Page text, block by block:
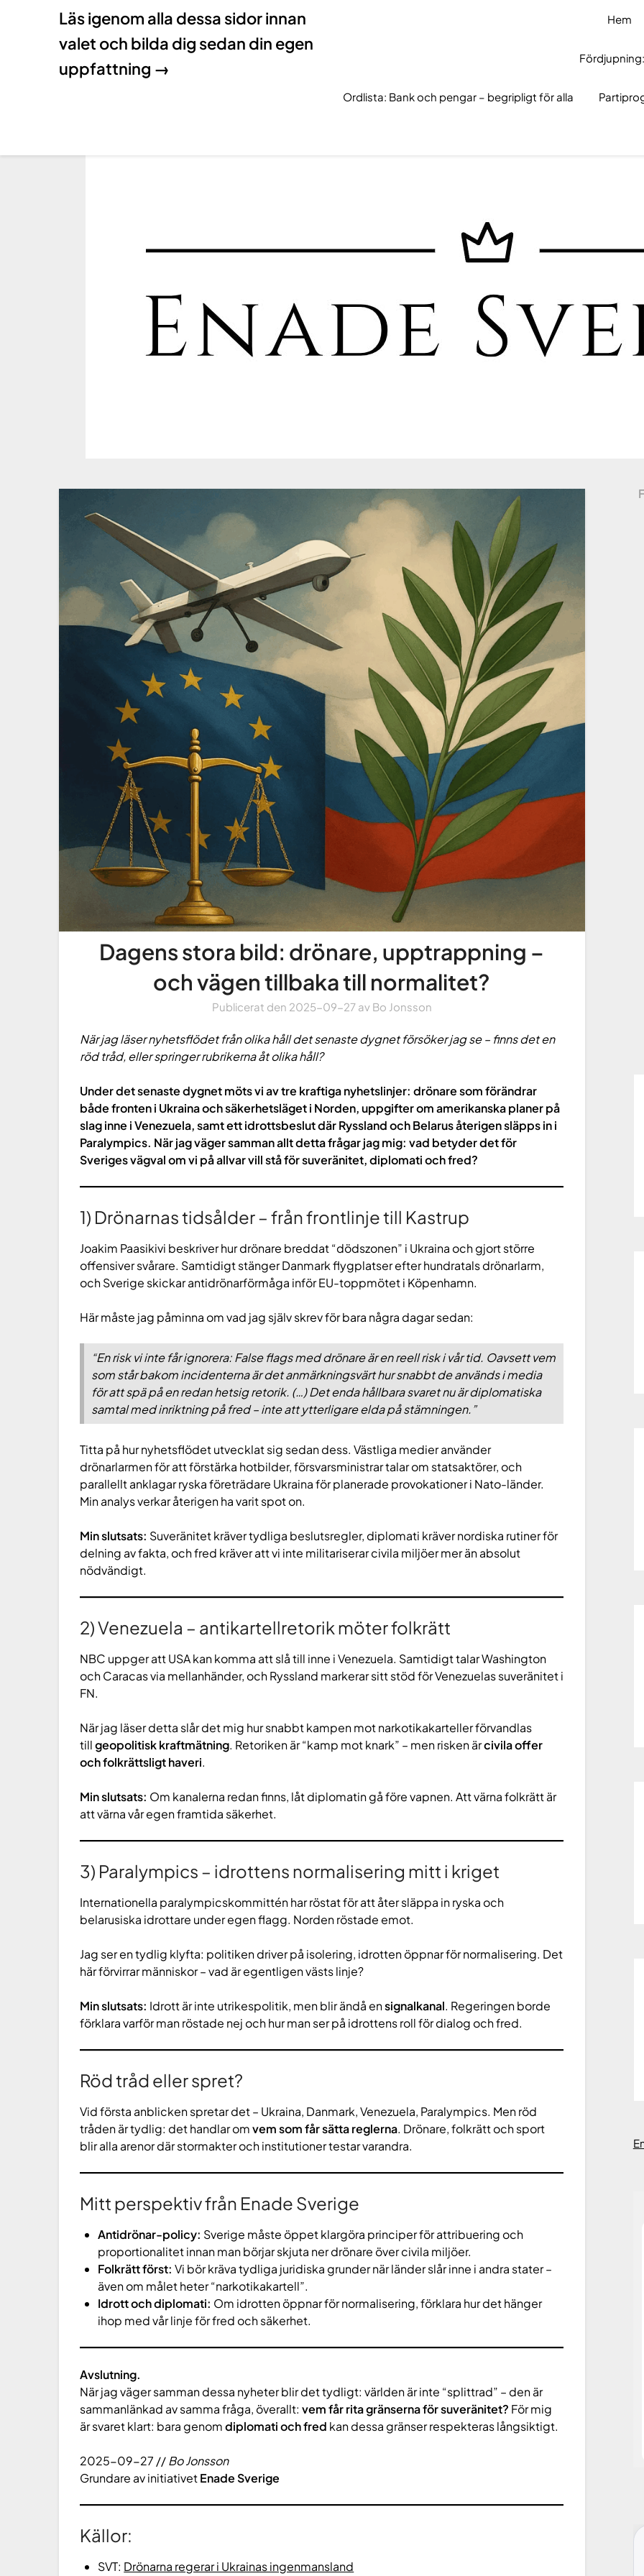
Läs igenom alla dessa sidor innan
valet och bilda dig sedan din egen
uppfattning →
Hem
Ordlista: Bank och pengar – begripligt för alla
Dagens stora bild: drönare, upptrappning –
och vägen tillbaka till normalitet?
Publicerat den 2025-09-27av Bo Jonsson
När jag läser nyhetsflödet från olika håll det senaste dygnet försöker jag se – finns det en
röd tråd, eller springer rubrikerna åt olika håll?
Under det senaste dygnet möts vi av tre kraftiga nyhetslinjer: drönare som förändrar
både fronten i Ukraina och säkerhetsläget i Norden, uppgifter om amerikanska planer på
slag inne i Venezuela, samt ett idrottsbeslut där Ryssland och Belarus återigen släpps in i
Paralympics. När jag väger samman allt detta frågar jag mig: vad betyder det för
Sveriges vägval om vi på allvar vill stå för suveränitet, diplomati och fred?
1) Drönarnas tidsålder – från frontlinje till Kastrup
Joakim Paasikivi beskriver hur drönare breddat “dödszonen” i Ukraina och gjort större
offensiver svårare. Samtidigt stänger Danmark flygplatser efter hundratals drönarlarm,
och Sverige skickar antidrönarförmåga inför EU-toppmötet i Köpenhamn.
Här måste jag påminna om vad jag själv skrev för bara några dagar sedan:
“En risk vi inte får ignorera: False flags med drönare är en reell risk i vår tid. Oavsett vem
som står bakom incidenterna är det anmärkningsvärt hur snabbt de används i media
för att spä på en redan hetsig retorik. (…) Det enda hållbara svaret nu är diplomatiska
samtal med inriktning på fred – inte att ytterligare elda på stämningen.”
Titta på hur nyhetsflödet utvecklat sig sedan dess. Västliga medier använder
drönarlarmen för att förstärka hotbilder, försvarsministrar talar om statsaktörer, och
parallellt anklagar ryska företrädare Ukraina för planerade provokationer i Nato-länder.
Min analys verkar återigen ha varit spot on.
Min slutsats: Suveränitet kräver tydliga beslutsregler, diplomati kräver nordiska rutiner för
delning av fakta, och fred kräver att vi inte militariserar civila miljöer mer än absolut
nödvändigt.
2) Venezuela – antikartellretorik möter folkrätt
NBC uppger att USA kan komma att slå till inne i Venezuela. Samtidigt talar Washington
och Caracas via mellanhänder, och Ryssland markerar sitt stöd för Venezuelas suveränitet i
FN.
När jag läser detta slår det mig hur snabbt kampen mot narkotikakarteller förvandlas
tillgeopolitisk kraftmätning. Retoriken är “kamp mot knark” – men risken ärcivila offer
och folkrättsligt haveri.
Min slutsats: Om kanalerna redan finns, låt diplomatin gå före vapnen. Att värna folkrätt är
att värna vår egen framtida säkerhet.
3) Paralympics – idrottens normalisering mitt i kriget
Internationella paralympicskommittén har röstat för att åter släppa in ryska och
belarusiska idrottare under egen flagg. Norden röstade emot.
Jag ser en tydlig klyfta: politiken driver på isolering, idrotten öppnar för normalisering. Det
här förvirrar människor – vad är egentligen västs linje?
Min slutsats: Idrott är inte utrikespolitik, men blir ändå ensignalkanal. Regeringen borde
förklara varför man röstade nej och hur man ser på idrottens roll för dialog och fred.
Röd tråd eller spret?
Vid första anblicken spretar det – Ukraina, Danmark, Venezuela, Paralympics. Men röd
tråden är tydlig: det handlar omvem som får sätta reglerna. Drönare, folkrätt och sport
blir alla arenor där stormakter och institutioner testar varandra.
Mitt perspektiv från Enade Sverige
Antidrönar-policy: Sverige måste öppet klargöra principer för attribuering och
proportionalitet innan man börjar skjuta ner drönare över civila miljöer.
Folkrätt först: Vi bör kräva tydliga juridiska grunder när länder slår inne i andra stater –
även om målet heter “narkotikakartell”.
Idrott och diplomati: Om idrotten öppnar för normalisering, förklara hur det hänger
ihop med vår linje för fred och säkerhet.
Avslutning.
När jag väger samman dessa nyheter blir det tydligt: världen är inte “splittrad” – den är
sammanlänkad av samma fråga, överallt:vem får rita gränserna för suveränitet? För mig
är svaret klart: bara genomdiplomati och fred kan dessa gränser respekteras långsiktigt.
2025-09-27 //Bo Jonsson
Grundare av initiativetEnade Sverige
Källor:
SVT: Drönarna regerar i Ukrainas ingenmansland